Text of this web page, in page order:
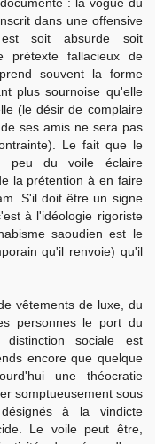
dans une offensive
soit absurde soit
prétexte fallacieux de
souvent la forme
plus sournoise qu'elle
(le désir de complaire
ses amis ne sera pas
Le fait que le
peu du voile éclaire
la prétention à en faire
S'il doit être un signe
à l'idéologie rigoriste
saoudien est le
qu'il renvoie) qu'il
vêtements de luxe, du
personnes le port du
sociale est
encore que quelque
une théocratie
somptueusement sous
à la vindicte
Le voile peut être,